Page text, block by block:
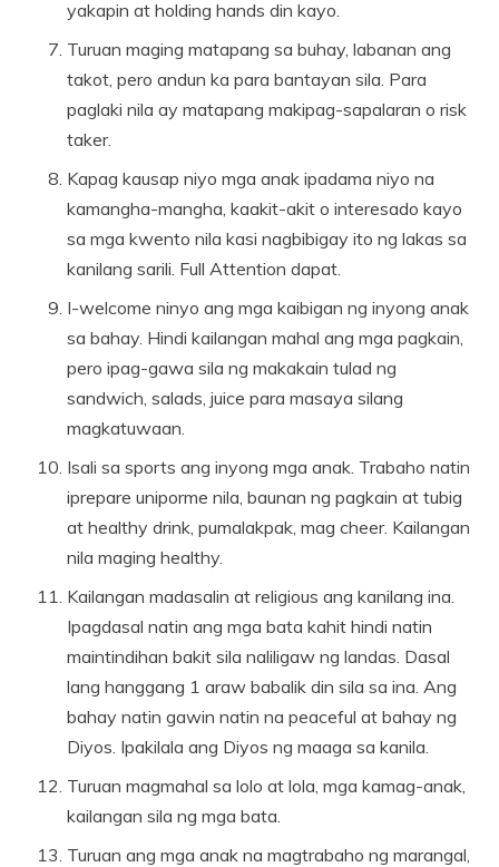
yakapin at holding hands din kayo.
Turuan maging matapang sa buhay, labanan ang
takot, pero andun ka para bantayan sila. Para
paglaki nila ay matapang makipag-sapalaran o risk
taker.
Kapag kausap niyo mga anak ipadama niyo na
kamangha-mangha, kaakit-akit o interesado kayo
sa mga kwento nila kasi nagbibigay ito ng lakas sa
kanilang sarili. Full Attention dapat.
I-welcome ninyo ang mga kaibigan ng inyong anak
sa bahay. Hindi kailangan mahal ang mga pagkain,
pero ipag-gawa sila ng makakain tulad ng
sandwich, salads, juice para masaya silang
magkatuwaan.
Isali sa sports ang inyong mga anak. Trabaho natin
iprepare uniporme nila, baunan ng pagkain at tubig
at healthy drink, pumalakpak, mag cheer. Kailangan
nila maging healthy.
Kailangan madasalin at religious ang kanilang ina.
Ipagdasal natin ang mga bata kahit hindi natin
maintindihan bakit sila naliligaw ng landas. Dasal
lang hanggang 1 araw babalik din sila sa ina. Ang
bahay natin gawin natin na peaceful at bahay ng
Diyos. Ipakilala ang Diyos ng maaga sa kanila.
Turuan magmahal sa lolo at lola, mga kamag-anak,
kailangan sila ng mga bata.
Turuan ang mga anak na magtrabaho ng marangal,